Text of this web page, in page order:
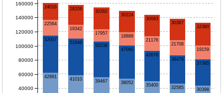
42891 41010 39467 38052 35400 32585 30398
52007
51846
50238
47060
42676
39478
37395
22564
19342
17957
18888
21176
21708
19159
24016 28208
30282
30224
30083
30387
32380
40000
60000
80000
100000
120000
140000
160000